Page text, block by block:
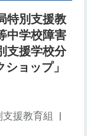
特別支援教
中学校障害
支援学校分
ョップ」
支援教育組 |